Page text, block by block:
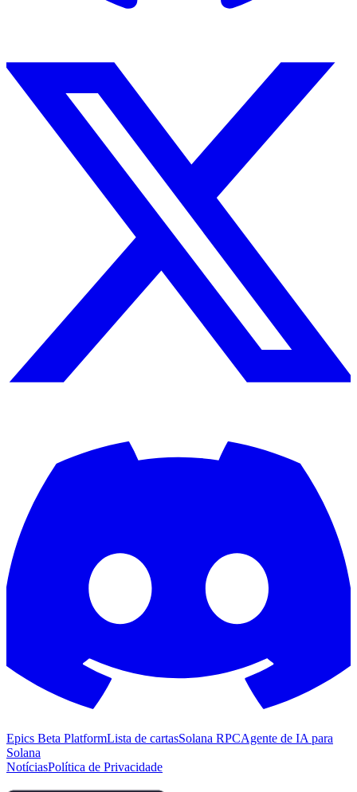
Epics Beta PlatformLista de cartasSolana RPCAgente de IA para
Solana
NotíciasPolítica de Privacidade